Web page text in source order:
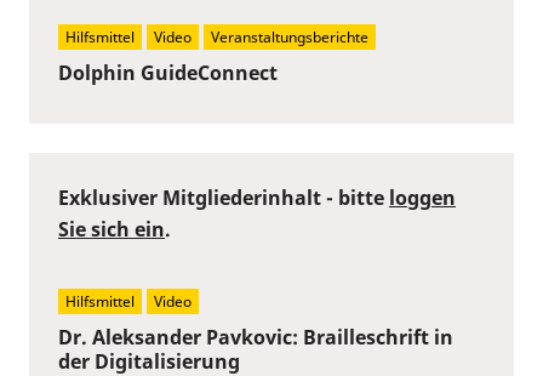
Dolphin GuideConnect
Hilfsmittel Video Veranstaltungsberichte
Dr. Aleksander Pavkovic: Brailleschrift in
der Digitalisierung
Exklusiver Mitgliederinhalt - bitte loggen
Sie sich ein.
Hilfsmittel Video